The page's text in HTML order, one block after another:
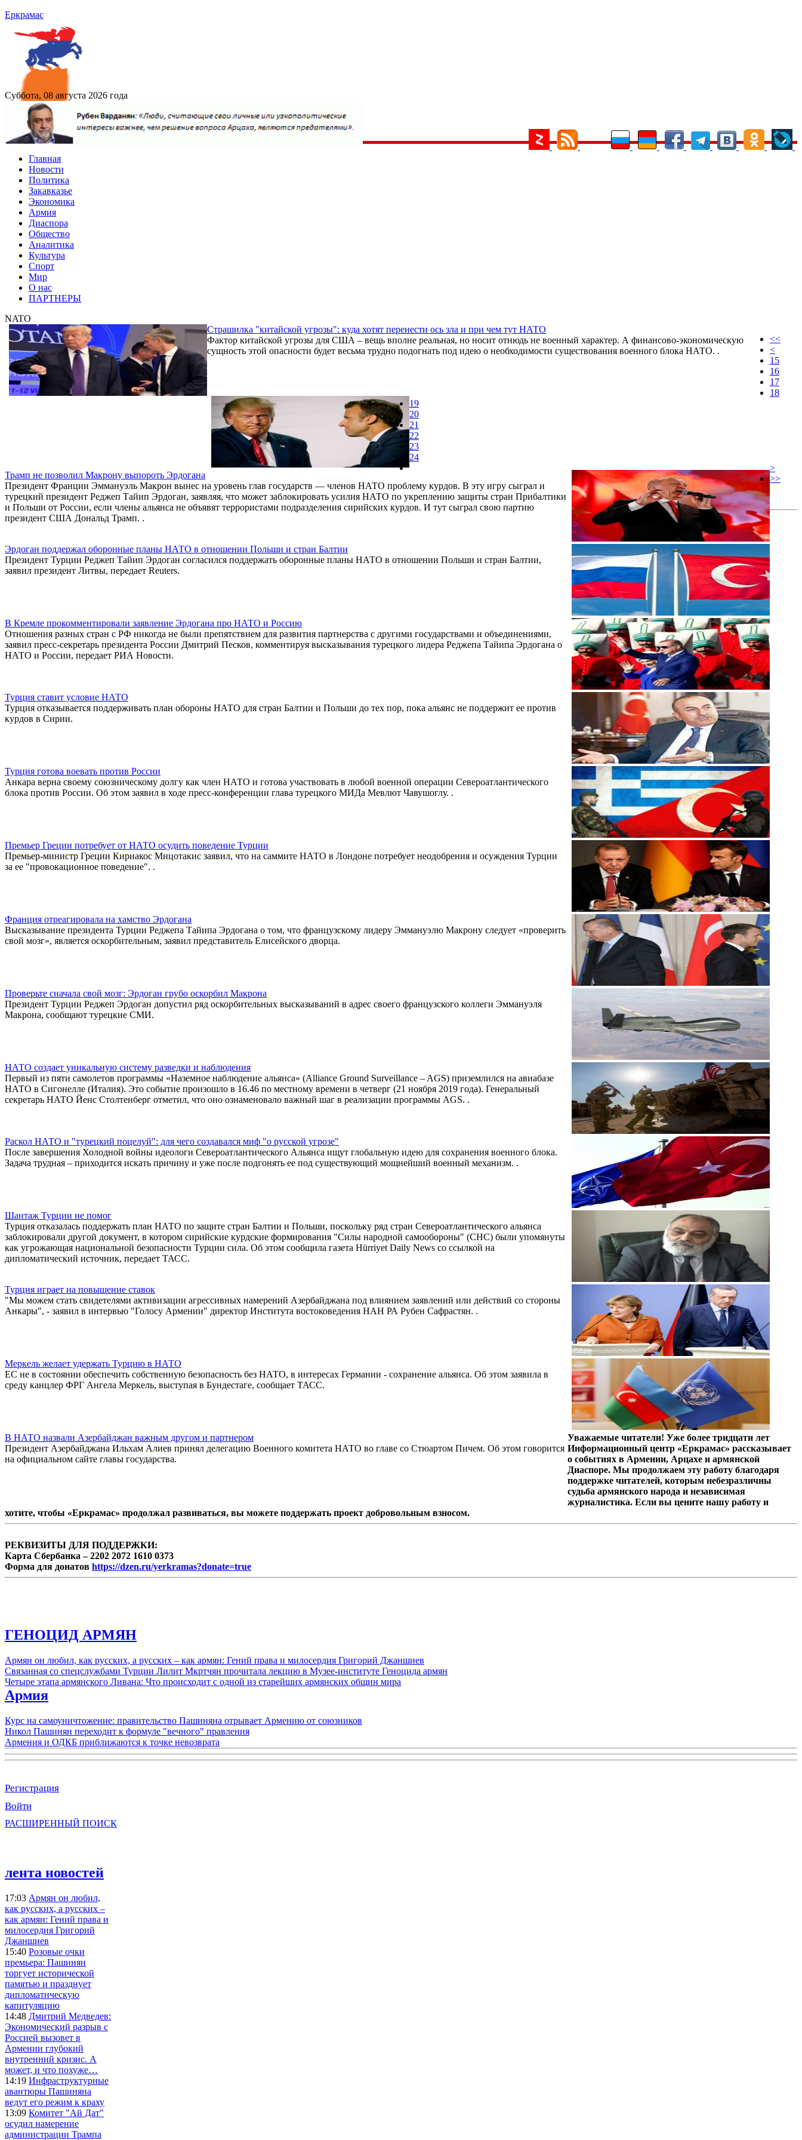
Еркрамас
Суббота, 08 августа 2026 года
Главная
Новости
Политика
Закавказье
Экономика
Армия
Диаспора
Общество
Аналитика
Культура
Спорт
Мир
О нас
ПАРТНЕРЫ
NATO
Страшилка "китайской угрозы": куда хотят перенести ось зла и при чем тут НАТО
Фактор китайской угрозы для США – вещь вполне реальная, но носит отнюдь не военный характер. А финансово-экономическую
сущность этой опасности будет весьма трудно подогнать под идею о необходимости существования военного блока НАТО. .
Трамп не позволил Макрону выпороть Эрдогана
Президент Франции Эммануэль Макрон вынес на уровень глав государств — членов НАТО проблему курдов. В эту игру сыграл и
турецкий президент Реджеп Тайип Эрдоган, заявляя, что может заблокировать усилия НАТО по укреплению защиты стран Прибалтики
и Польши от России, если члены альянса не объявят террористами подразделения сирийских курдов. И тут сыграл свою партию
президент США Дональд Трамп. .
Эрдоган поддержал оборонные планы НАТО в отношении Польши и стран Балтии
Президент Турции Реджеп Тайип Эрдоган согласился поддержать оборонные планы НАТО в отношении Польши и стран Балтии,
заявил президент Литвы, передает Reuters.
В Кремле прокомментировали заявление Эрдогана про НАТО и Россию
Отношения разных стран с РФ никогда не были препятствием для развития партнерства с другими государствами и объединениями,
заявил пресс-секретарь президента России Дмитрий Песков, комментируя высказывания турецкого лидера Реджепа Тайипа Эрдогана о
НАТО и России, передает РИА Новости.
Турция ставит условие НАТО
Турция отказывается поддерживать план обороны НАТО для стран Балтии и Польши до тех пор, пока альянс не поддержит ее против
курдов в Сирии.
Турция готова воевать против России
Анкара верна своему союзническому долгу как член НАТО и готова участвовать в любой военной операции Североатлантического
блока против России. Об этом заявил в ходе пресс-конференции глава турецкого МИДа Мевлют Чавушоглу. .
Премьер Греции потребует от НАТО осудить поведение Турции
Премьер-министр Греции Кириакос Мицотакис заявил, что на саммите НАТО в Лондоне потребует неодобрения и осуждения Турции
за ее "провокационное поведение". .
Франция отреагировала на хамство Эрдогана
Высказывание президента Турции Реджепа Тайипа Эрдогана о том, что французскому лидеру Эммануэлю Макрону следует «проверить
свой мозг», является оскорбительным, заявил представитель Елисейского дворца.
Проверьте сначала свой мозг: Эрдоган грубо оскорбил Макрона
Президент Турции Реджеп Эрдоган допустил ряд оскорбительных высказываний в адрес своего французского коллеги Эммануэля
Макрона, сообщают турецкие СМИ.
НАТО создает уникальную систему разведки и наблюдения
Первый из пяти самолетов программы «Наземное наблюдение альянса» (Alliance Ground Surveillance – AGS) приземлился на авиабазе
НАТО в Сигонелле (Италия). Это событие произошло в 16.46 по местному времени в четверг (21 ноября 2019 года). Генеральный
секретарь НАТО Йенс Столтенберг отметил, что оно ознаменовало важный шаг в реализации программы AGS. .
Раскол НАТО и "турецкий поцелуй": для чего создавался миф "о русской угрозе"
После завершения Холодной войны идеологи Североатлантического Альянса ищут глобальную идею для сохранения военного блока.
Задача трудная – приходится искать причину и уже после подгонять ее под существующий мощнейший военный механизм. .
Шантаж Турции не помог
Турция отказалась поддержать план НАТО по защите стран Балтии и Польши, поскольку ряд стран Североатлантического альянса
заблокировали другой документ, в котором сирийские курдские формирования "Силы народной самообороны" (СНС) были упомянуты
как угрожающая национальной безопасности Турции сила. Об этом сообщила газета Hürriyet Daily News со ссылкой на
дипломатический источник, передает ТАСС.
Турция играет на повышение ставок
"Мы можем стать свидетелями активизации агрессивных намерений Азербайджана под влиянием заявлений или действий со стороны
Анкары", - заявил в интервью "Голосу Армении" директор Института востоковедения НАН РА Рубен Сафрастян. .
Меркель желает удержать Турцию в НАТО
ЕС не в состоянии обеспечить собственную безопасность без НАТО, в интересах Германии - сохранение альянса. Об этом заявила в
среду канцлер ФРГ Ангела Меркель, выступая в Бундестаге, сообщает ТАСС.
В НАТО назвали Азербайджан важным другом и партнером
Президент Азербайджана Ильхам Алиев принял делегацию Военного комитета НАТО во главе со Стюартом Пичем. Об этом говорится
на официальном сайте главы государства.
<<
<
15
16
17
18
19
20
21
22
23
24
>
>>
Уважаемые читатели! Уже более тридцати лет
Информационный центр «Еркрамас» рассказывает
о событиях в Армении, Арцахе и армянской
Диаспоре. Мы продолжаем эту работу благодаря
поддержке читателей, которым небезразличны
судьба армянского народа и независимая
журналистика. Если вы цените нашу работу и
хотите, чтобы «Еркрамас» продолжал развиваться, вы можете поддержать проект добровольным взносом.
РЕКВИЗИТЫ ДЛЯ ПОДДЕРЖКИ:
Карта Сбербанка – 2202 2072 1610 0373
Форма для донатов https://dzen.ru/yerkramas?donate=true
ГЕНОЦИД АРМЯН
Армян он любил, как русских, а русских – как армян: Гений права и милосердия Григорий Джаншиев
Связанная со спецслужбами Турции Лилит Мкртчян прочитала лекцию в Музее-институте Геноцида армян
Четыре этапа армянского Ливана: Что происходит с одной из старейших армянских общин мира
Армия
Курс на самоуничтожение: правительство Пашиняна отрывает Армению от союзников
Никол Пашинян переходит к формуле "вечного" правления
Армения и ОДКБ приближаются к точке невозврата
Регистрация
Войти
РАСШИРЕННЫЙ ПОИСК
лента новостей
17:03 Армян он любил,
как русских, а русских –
как армян: Гений права и
милосердия Григорий
Джаншиев
15:40 Розовые очки
премьера: Пашинян
торгует исторической
памятью и празднует
дипломатическую
капитуляцию
14:48 Дмитрий Медведев:
Экономический разрыв с
Россией вызовет в
Армении глубокий
внутренний кризис. А
может, и что похуже…
14:19 Инфраструктурные
авантюры Пашиняна
ведут его режим к краху
13:09 Комитет "Ай Дат"
осудил намерение
администрации Трампа